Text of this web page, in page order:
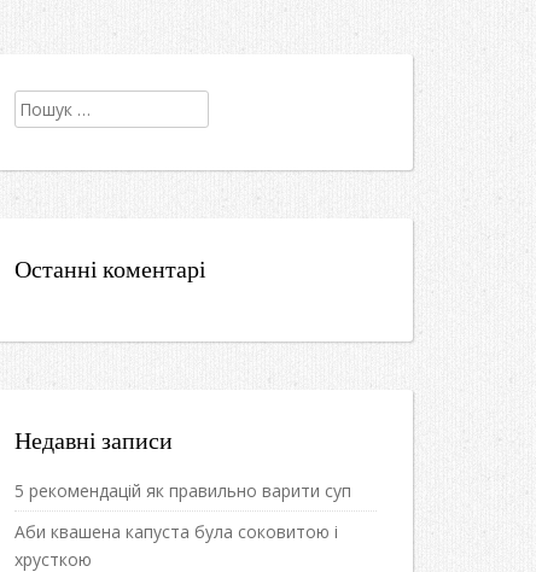
Пошук:
Останні коментарі
Недавні записи
5 рекомендацій як правильно варити суп
Аби квашена капуста була соковитою і
хрусткою